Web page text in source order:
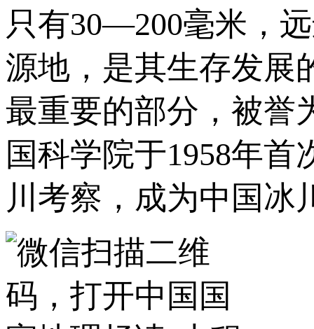
只有30—200毫米，
源地，是其生存发展
最重要的部分，被誉
国科学院于1958年
川考察，成为中国冰